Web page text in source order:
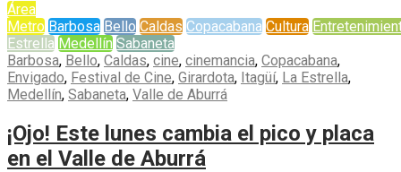
Área
Metro Barbosa Bello Caldas Copacabana Cultura
Estrella Medellín Sabaneta
Barbosa, Bello, Caldas, cine, cinemancia, Copacabana,
Envigado, Festival de Cine, Girardota, Itagüí, La Estrella,
Medellín, Sabaneta, Valle de Aburrá
¡Ojo! Este lunes cambia el pico y placa
en el Valle de Aburrá